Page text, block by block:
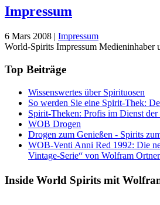
Impressum
6 Mars 2008 | Impressum
World-Spirits Impressum Medieninhaber
Top Beiträge
Wissenswertes über Spirituosen
So werden Sie eine Spirit-Thek:
Spirit-Theken: Profis im Dienst der
WOB Drogen
Drogen zum Genießen - Spirits
WOB-Venti Anni Red 1992: Die
Vintage-Serie“ von Wolfram Ortner
Inside World Spirits mit